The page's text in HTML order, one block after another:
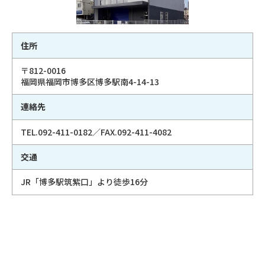
住所
〒812-0016
福岡県福岡市博多区博多駅南4-14-13
連絡先
TEL.092-411-0182／FAX.092-411-4082
交通
JR「博多駅筑紫口」より徒歩16分